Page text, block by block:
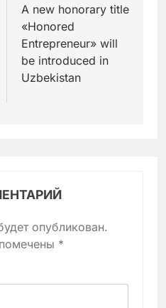
A new honorary title
«Honored
Entrepreneur» will
be introduced in
Uzbekistan
опубликован.
*